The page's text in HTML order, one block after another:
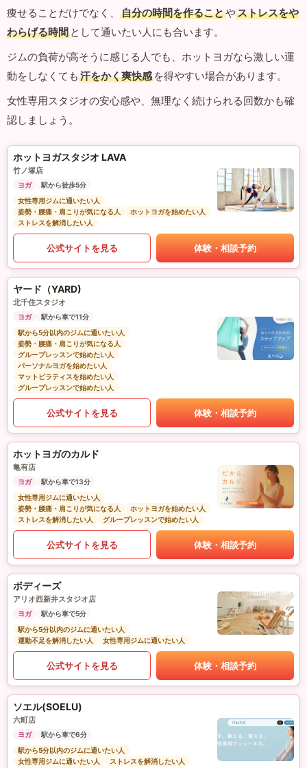
痩せることだけでなく、
自分の時間を作ることやストレスをや
わらげる時間 として通いたい人にも合います。
ジムの負荷が高そうに感じる人でも、ホットヨガなら激しい運
動をしなくても 汗をかく爽快感 を得やすい場合があります。
女性専用スタジオの安心感や、無理なく続けられる回数かも確
認しましょう。
ホットヨガスタジオ LAVA
竹ノ塚店
ヨガ
駅から徒歩5分
女性専用ジムに通いたい人
姿勢・腰痛・肩こりが気になる人
ホットヨガを始めたい人
ストレスを解消したい人
公式サイトを見る 体験・相談予約
ヤード（YARD)
北千住スタジオ
ヨガ
駅から車で11分
駅から5分以内のジムに通いたい人
姿勢・腰痛・肩こりが気になる人
グループレッスンで始めたい人
パーソナルヨガを始めたい人
マットピラティスを始めたい人
グループレッスンで始めたい人
公式サイトを見る 体験・相談予約
ホットヨガのカルド
亀有店
ヨガ
駅から車で13分
女性専用ジムに通いたい人
姿勢・腰痛・肩こりが気になる人
ホットヨガを始めたい人
ストレスを解消したい人
グループレッスンで始めたい人
公式サイトを見る 体験・相談予約
ボディーズ
アリオ西新井スタジオ店
ヨガ
駅から車で5分
駅から5分以内のジムに通いたい人
運動不足を解消したい人
女性専用ジムに通いたい人
公式サイトを見る 体験・相談予約
ソエル(SOELU)
六町店
ヨガ
駅から車で6分
駅から5分以内のジムに通いたい人
女性専用ジムに通いたい人
ストレスを解消したい人